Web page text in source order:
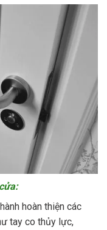
hoàn thiện các
tay co thủy lực,